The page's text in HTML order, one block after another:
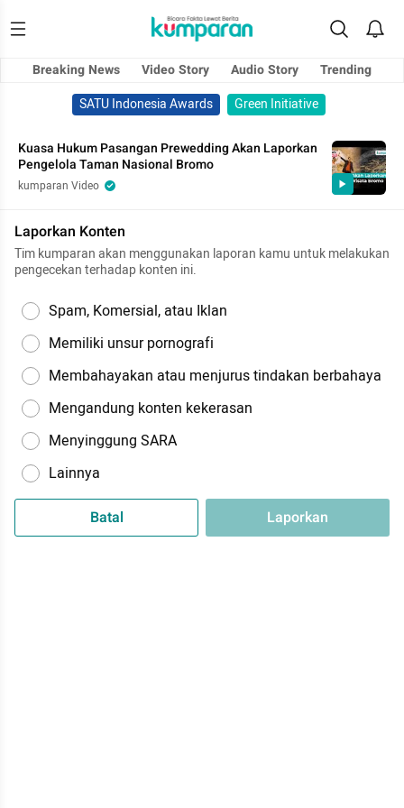
Breaking News Video Story Audio Story
Trending
SATU Indonesia Awards
Green Initiative
Kuasa Hukum Pasangan Prewedding Akan Laporkan
Pengelola Taman Nasional Bromo
kumparan Video
Laporkan Konten
Tim kumparan akan menggunakan laporan kamu untuk melakukan
pengecekan terhadap konten ini.
Spam, Komersial, atau Iklan
Memiliki unsur pornografi
Membahayakan atau menjurus tindakan berbahaya
Mengandung konten kekerasan
Menyinggung SARA
Lainnya
Batal Laporkan